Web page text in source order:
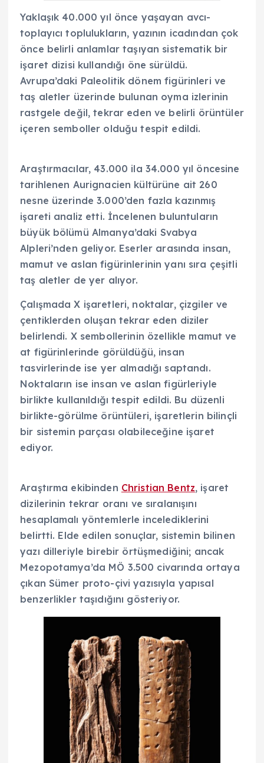
Yaklaşık 40.000 yıl önce yaşayan avcı-
toplayıcı toplulukların, yazının icadından çok
önce belirli anlamlar taşıyan sistematik bir
işaret dizisi kullandığı öne sürüldü.
Avrupa’daki Paleolitik dönem figürinleri ve
taş aletler üzerinde bulunan oyma izlerinin
rastgele değil, tekrar eden ve belirli örüntüler
içeren semboller olduğu tespit edildi.
Araştırmacılar, 43.000 ila 34.000 yıl öncesine
tarihlenen Aurignacien kültürüne ait 260
nesne üzerinde 3.000’den fazla kazınmış
işareti analiz etti. İncelenen buluntuların
büyük bölümü Almanya’daki Svabya
Alpleri’nden geliyor. Eserler arasında insan,
mamut ve aslan figürinlerinin yanı sıra çeşitli
taş aletler de yer alıyor.
Çalışmada X işaretleri, noktalar, çizgiler ve
çentiklerden oluşan tekrar eden diziler
belirlendi. X sembollerinin özellikle mamut ve
at figürinlerinde görüldüğü, insan
tasvirlerinde ise yer almadığı saptandı.
Noktaların ise insan ve aslan figürleriyle
birlikte kullanıldığı tespit edildi. Bu düzenli
birlikte-görülme örüntüleri, işaretlerin bilinçli
bir sistemin parçası olabileceğine işaret
ediyor.
Araştırma ekibinden Christian Bentz, işaret
dizilerinin tekrar oranı ve sıralanışını
hesaplamalı yöntemlerle incelediklerini
belirtti. Elde edilen sonuçlar, sistemin bilinen
yazı dilleriyle birebir örtüşmediğini; ancak
Mezopotamya’da MÖ 3.500 civarında ortaya
çıkan Sümer proto-çivi yazısıyla yapısal
benzerlikler taşıdığını gösteriyor.